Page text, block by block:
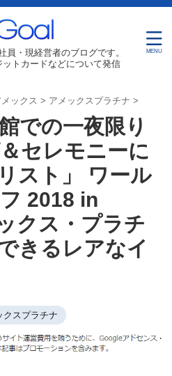
・現経営者のブログです。
トカードなどについて発信
メックス > アメックスプラチナ >
での一夜限り
セレモニーに
スト」 ワール
2018 in
クス・プラチ
きるレアなイ
クスプラチナ